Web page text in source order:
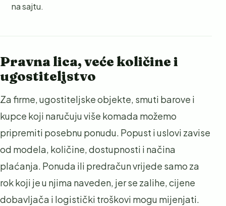
na sajtu.
Pravna lica, veće količine i
ugostiteljstvo
Za firme, ugostiteljske objekte, smuti barove i
kupce koji naručuju više komada možemo
pripremiti posebnu ponudu. Popust i uslovi zavise
od modela, količine, dostupnosti i načina
plaćanja. Ponuda ili predračun vrijede samo za
rok koji je u njima naveden, jer se zalihe, cijene
dobavljača i logistički troškovi mogu mijenjati.